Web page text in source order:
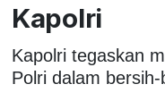
Kapolri
Kapolri tegaskan
Polri dalam